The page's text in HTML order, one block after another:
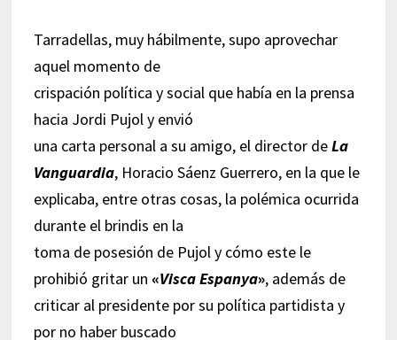
Tarradellas, muy hábilmente, supo aprovechar
aquel momento de
crispación política y social que había en la prensa
hacia Jordi Pujol y envió
una carta personal a su amigo, el director deLa
Vanguardia, Horacio Sáenz Guerrero, en la que le
explicaba, entre otras cosas, la polémica ocurrida
durante el brindis en la
toma de posesión de Pujol y cómo este le
prohibió gritar un «Visca Espanya», además de
criticar al presidente por su política partidista y
por no haber buscado